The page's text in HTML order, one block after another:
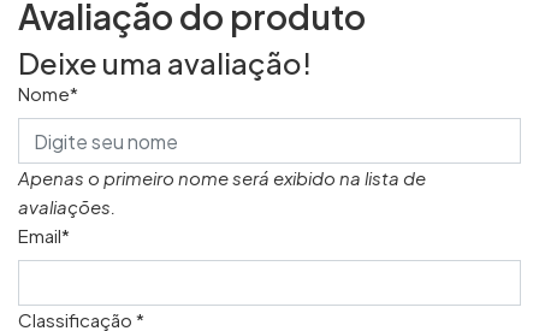
Avaliação do produto
Deixe uma avaliação!
Nome*
Apenas o primeiro nome será exibido na lista de
avaliações.
Email*
Classificação *